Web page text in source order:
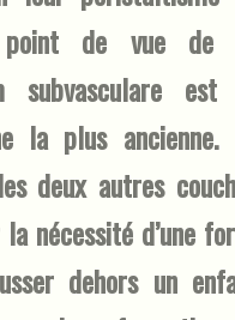
de vue de
subvasculare
la plus ancienne.
deux autres
nécessité d’une
dehors un